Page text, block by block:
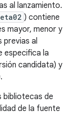
al lanzamiento.
) contiene
mayor, menor y
previas al
especifica la
candidata) y
bibliotecas de
de la fuente